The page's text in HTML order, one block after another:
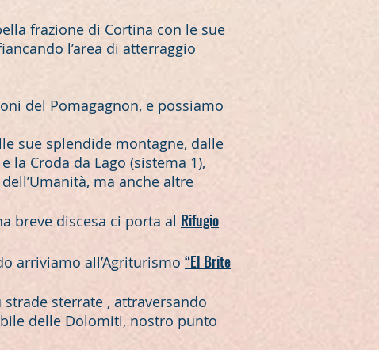
frazione di Cortina con le sue
l’area di atterraggio
del Pomagagnon, e possiamo
sue splendide montagne, dalle
la Croda da Lago (sistema 1),
ma anche altre
breve discesa ci porta al Rifugio
arriviamo all’Agriturismo “El Brite
sterrate , attraversando
delle Dolomiti, nostro punto